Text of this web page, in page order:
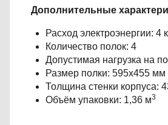
Дополнительные
Расход электроэнергии: 4
Количество полок: 4
Допустимая нагрузка на
Размер полки: 595х455 мм
Толщина стенки корпуса:
Объём упаковки: 1,36 м3